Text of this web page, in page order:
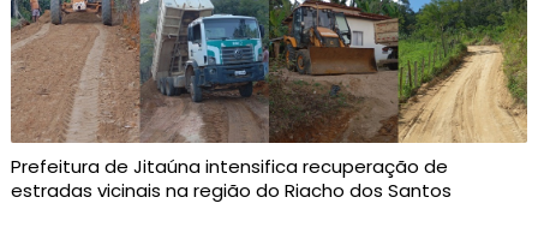
Prefeitura de Jitaúna intensifica recuperação de
estradas vicinais na região do Riacho dos Santos